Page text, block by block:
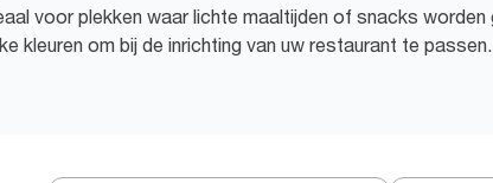
voor plekken waar lichte maaltijden of snacks
kleuren om bij de inrichting van uw restaurant te passen.